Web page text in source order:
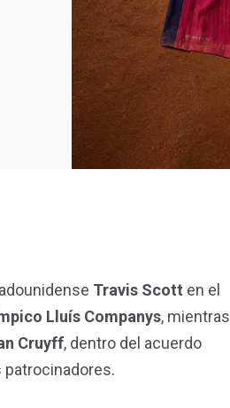
Travis Scott en el
Lluís Companys, mientras
Cruyff, dentro del acuerdo
patrocinadores.